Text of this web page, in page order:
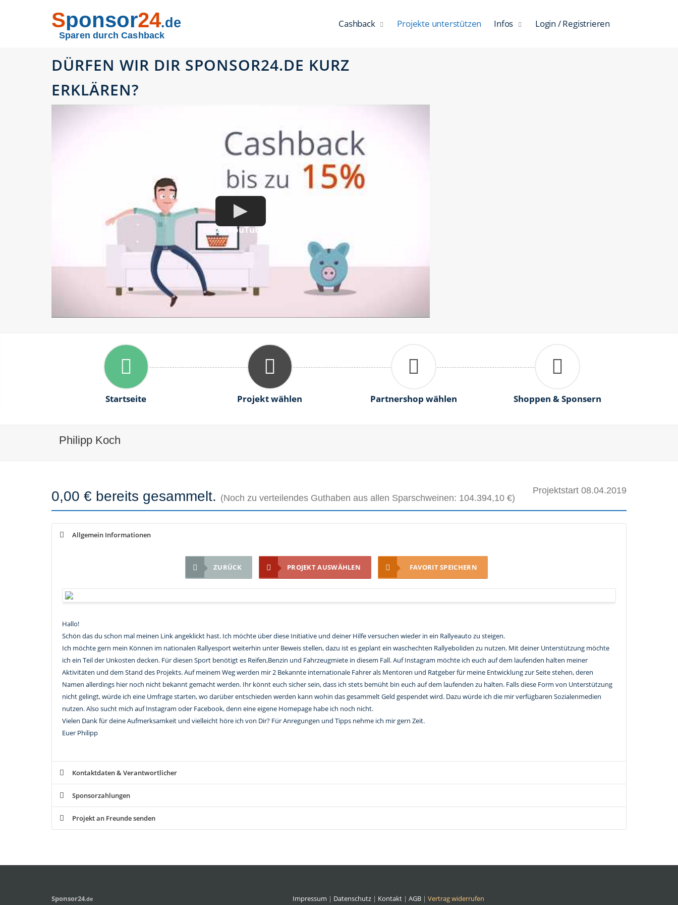
Sponsor24.de
Sparen durch Cashback
Cashback Projekte unterstützen Infos Login / Registrieren
DÜRFEN WIR DIR SPONSOR24.DE KURZ
ERKLÄREN?
Startseite Projekt wählen Partnershop wählen Shoppen & Sponsern
Philipp Koch
0,00 € bereits gesammelt. (Noch zu verteilendes Guthaben aus allen Sparschweinen: 104.394,10 €)
Projektstart 08.04.2019
Allgemein Informationen
ZURÜCK PROJEKT AUSWÄHLEN FAVORIT SPEICHERN
Hallo!
Schön das du schon mal meinen Link angeklickt hast. Ich möchte über diese Initiative und deiner Hilfe versuchen wieder in ein Rallyeauto zu steigen.
Ich möchte gern mein Können im nationalen Rallyesport weiterhin unter Beweis stellen, dazu ist es geplant ein waschechten Rallyeboliden zu nutzen. Mit deiner Unterstützung möchte
ich ein Teil der Unkosten decken. Für diesen Sport benötigt es Reifen,Benzin und Fahrzeugmiete in diesem Fall. Auf Instagram möchte ich euch auf dem laufenden halten meiner
Aktivitäten und dem Stand des Projekts. Auf meinem Weg werden mir 2 Bekannte internationale Fahrer als Mentoren und Ratgeber für meine Entwicklung zur Seite stehen, deren
Namen allerdings hier noch nicht bekannt gemacht werden. Ihr könnt euch sicher sein, dass ich stets bemüht bin euch auf dem laufenden zu halten. Falls diese Form von Unterstützung
nicht gelingt, würde ich eine Umfrage starten, wo darüber entschieden werden kann wohin das gesammelt Geld gespendet wird. Dazu würde ich die mir verfügbaren Sozialenmedien
nutzen. Also sucht mich auf Instagram oder Facebook, denn eine eigene Homepage habe ich noch nicht.
Vielen Dank für deine Aufmerksamkeit und vielleicht höre ich von Dir? Für Anregungen und Tipps nehme ich mir gern Zeit.
Euer Philipp
Kontaktdaten & Verantwortlicher
Sponsorzahlungen
Projekt an Freunde senden
Sponsor24.de Impressum | Datenschutz| Kontakt | AGB| Vertrag widerrufen